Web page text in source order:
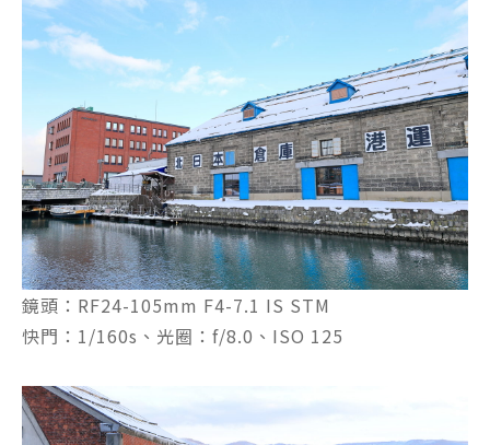
鏡頭：RF24-105mm F4-7.1 IS STM
快門：1/160s、光圈：f/8.0、ISO 125